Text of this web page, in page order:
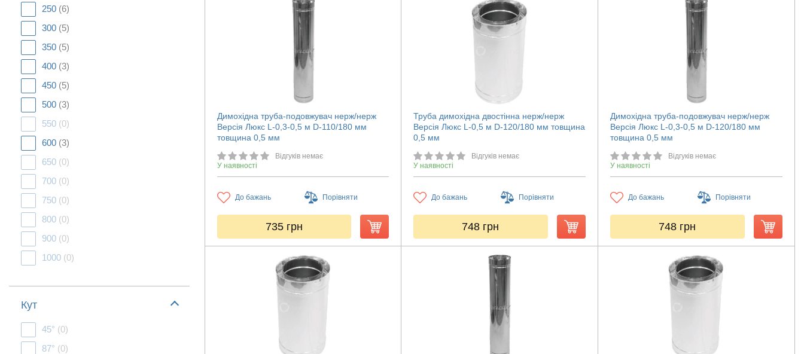
250 (6)
300 (5)
350 (5)
400 (3)
450 (5)
500 (3)
550 (0)
600 (3)
650 (0)
700 (0)
750 (0)
800 (0)
900 (0)
1000 (0)
Кут
45° (0)
87° (0)
Димохідна труба-подовжувач нерж/нерж
Версія Люкс L-0,3-0,5 м D-110/180 мм
товщина 0,5 мм
Відгуків немає
У наявності
До бажань Порівняти
735 грн
Труба димохідна двостінна нерж/нерж
Версія Люкс L-0,5 м D-120/180 мм товщина
0,5 мм
Відгуків немає
У наявності
До бажань Порівняти
748 грн
Димохідна труба-подовжувач нерж/нерж
Версія Люкс L-0,3-0,5 м D-120/180 мм
товщина 0,5 мм
Відгуків немає
У наявності
До бажань Порівняти
748 грн